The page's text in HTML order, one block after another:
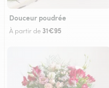
Douceur poudrée
À partir de 31€95